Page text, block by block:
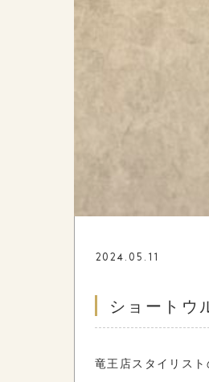
2024.05.11
ショートウ
竜王店スタイリスト